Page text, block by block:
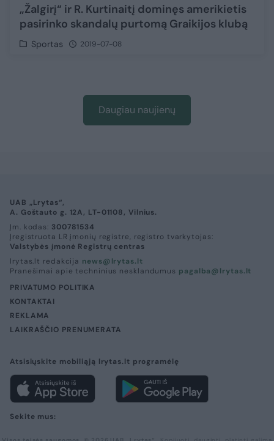
„Žalgirį“ ir R. Kurtinaitį dominęs amerikietis
pasirinko skandalų purtomą Graikijos klubą
Sportas 2019-07-08
Daugiau naujienų
UAB „Lrytas“,
A. Goštauto g. 12A, LT-01108, Vilnius.
Įm. kodas: 300781534
Įregistruota LR įmonių registre, registro tvarkytojas:
Valstybės įmonė Registrų centras
lrytas.lt redakcija news@lrytas.lt
Pranešimai apie techninius nesklandumus pagalba@lrytas.lt
PRIVATUMO POLITIKA
KONTAKTAI
REKLAMA
LAIKRAŠČIO PRENUMERATA
Atsisiųskite mobiliąją lrytas.lt programėlę
Sekite mus: